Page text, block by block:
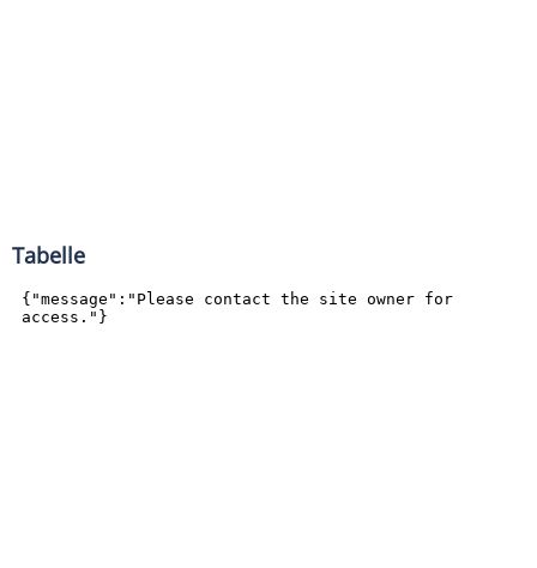
Tabelle